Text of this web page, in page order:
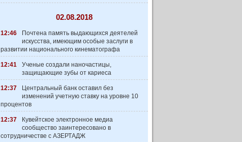
02.08.2018
12:46
Почтена память выдающихся деятелей
искусства, имеющим особые заслуги в
развитии национального кинематографа
12:41
Ученые создали наночастицы,
защищающие зубы от кариеса
12:37
Центральный банк оставил без
изменений учетную ставку на уровне 10
процентов
12:37
Кувейтское электронное медиа
сообщество заинтеpесовано в
сотрудничестве с АЗЕРТАДЖ